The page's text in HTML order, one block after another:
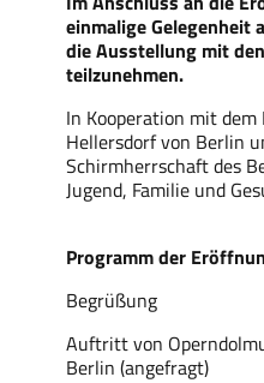
einmalige Gelegenheit
die Ausstellung mit
teilzunehmen.
In Kooperation mit
Hellersdorf von Berlin
Schirmherrschaft des
Jugend, Familie und
Programm der
Begrüßung
Auftritt von
Berlin (angefragt)